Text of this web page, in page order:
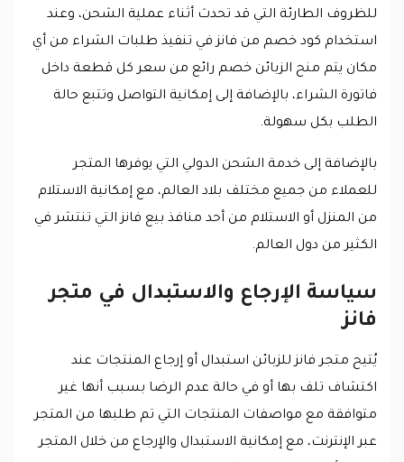
للظروف الطارئة التي قد تحدث أثناء عملية الشحن، وعند
استخدام كود خصم من فانز في تنفيذ طلبات الشراء من أي
مكان يتم منح الزبائن خصم رائع من سعر كل قطعة داخل
فاتورة الشراء، بالإضافة إلى إمكانية التواصل وتتبع حالة
الطلب بكل سهولة.
بالإضافة إلى خدمة الشحن الدولي التي يوفرها المتجر
للعملاء من جميع مختلف بلاد العالم، مع إمكانية الاستلام
من المنزل أو الاستلام من أحد منافذ بيع فانز التي تنتشر في
الكثير من دول العالم.
سياسة الإرجاع والاستبدال في متجر
فانز
يُتيح متجر فانز للزبائن استبدال أو إرجاع المنتجات عند
اكتشاف تلف بها أو في حالة عدم الرضا بسبب أنها غير
متوافقة مع مواصفات المنتجات التي تم طلبها من المتجر
عبر الإنترنت، مع إمكانية الاستبدال والإرجاع من خلال المتجر